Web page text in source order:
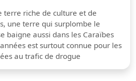
terre riche de culture et de
une terre qui surplombe le
baigne aussi dans les Caraïbes
est surtout connue pour les
au trafic de drogue